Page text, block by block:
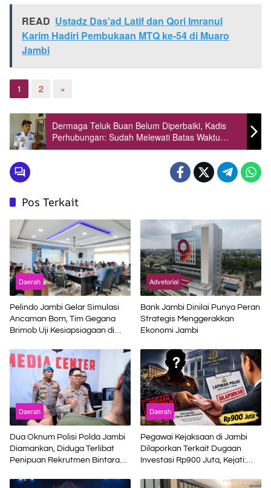
READ Ustadz Das'ad Latif dan Qori Imranul
Karim Hadiri Pembukaan MTQ ke-54 di Muaro
Jambi
1 2 »
Dermaga Teluk Buan Belum Diperbaiki, Kadis
Perhubungan: Sudah Melewati Batas Waktu
Yang Ditentukan
Pos Terkait
Daerah
Pelindo Jambi Gelar Simulasi
Ancaman Bom, Tim Gegana
Brimob Uji Kesiapsiagaan di
Advetorial
Bank Jambi Dinilai Punya Peran
Strategis Menggerakkan
Ekonomi Jambi
Daerah
Dua Oknum Polisi Polda Jambi
Diamankan, Diduga Terlibat
Penipuan Rekrutmen Bintara
Daerah
Pegawai Kejaksaan di Jambi
Dilaporkan Terkait Dugaan
Investasi Rp900 Juta, Kejati: